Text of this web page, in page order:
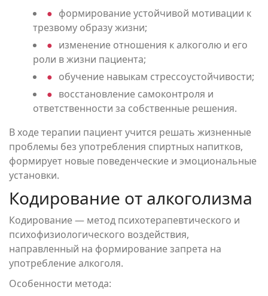
формирование устойчивой мотивации к
трезвому образу жизни;
изменение отношения к алкоголю и его
роли в жизни пациента;
обучение навыкам стрессоустойчивости;
восстановление самоконтроля и
ответственности за собственные решения.
В ходе терапии пациент учится решать жизненные
проблемы без употребления спиртных напитков,
формирует новые поведенческие и эмоциональные
установки.
Кодирование от алкоголизма
Кодирование — метод психотерапевтического и
психофизиологического воздействия,
направленный на формирование запрета на
употребление алкоголя.
Особенности метода: